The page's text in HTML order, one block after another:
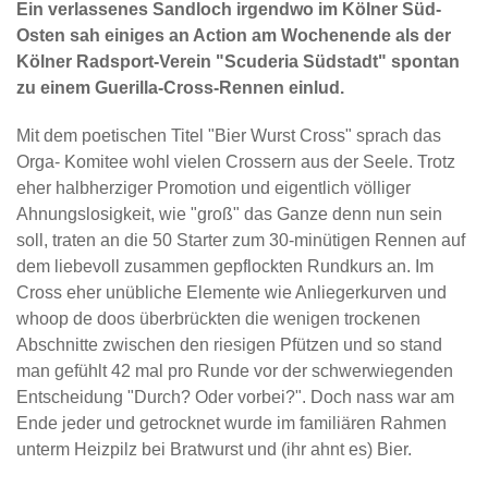
Ein verlassenes Sandloch irgendwo im Kölner Süd-
Osten sah einiges an Action am Wochenende als der
Kölner Radsport-Verein "Scuderia Südstadt" spontan
zu einem Guerilla-Cross-Rennen einlud.
Mit dem poetischen Titel "Bier Wurst Cross" sprach das
Orga- Komitee wohl vielen Crossern aus der Seele. Trotz
eher halbherziger Promotion und eigentlich völliger
Ahnungslosigkeit, wie "groß" das Ganze denn nun sein
soll, traten an die 50 Starter zum 30-minütigen Rennen auf
dem liebevoll zusammen gepflockten Rundkurs an. Im
Cross eher unübliche Elemente wie Anliegerkurven und
whoop de doos überbrückten die wenigen trockenen
Abschnitte zwischen den riesigen Pfützen und so stand
man gefühlt 42 mal pro Runde vor der schwerwiegenden
Entscheidung "Durch? Oder vorbei?". Doch nass war am
Ende jeder und getrocknet wurde im familiären Rahmen
unterm Heizpilz bei Bratwurst und (ihr ahnt es) Bier.